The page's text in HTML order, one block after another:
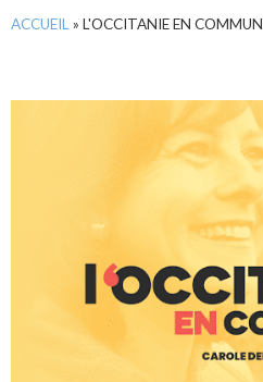
ACCUEIL » L'OCCITANIE EN COMMUN